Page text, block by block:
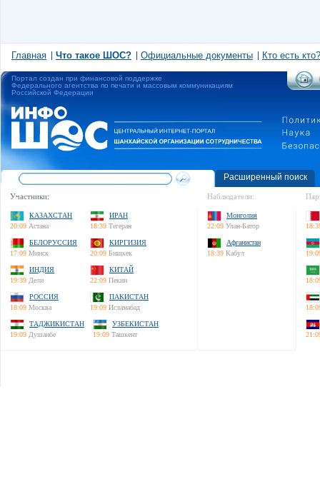
Главная Что такое ШОС? Официальные документы Кто есть кто?
Портал создан при финансовой поддержке
Федерального агентства по печати и массовым коммуникациям
Российской Федерации
Расширенный поиск
Участники:
КАЗАХСТАН
20:09 Астана
ИРАН
18:39 Тегеран
БЕЛОРУССИЯ
17:09 Минск
КИРГИЗИЯ
20:09 Бишкек
ИНДИЯ
19:39 Дели
КИТАЙ
22:09 Пекин
РОССИЯ
18:09 Москва
ПАКИСТАН
19:09 Исламабад
ТАДЖИКИСТАН
19:09 Душанбе
УЗБЕКИСТАН
19:09 Ташкент
Наблюдатели:
Монголия
22:09 Улан-Батор
Афганистан
18:39 Кабул